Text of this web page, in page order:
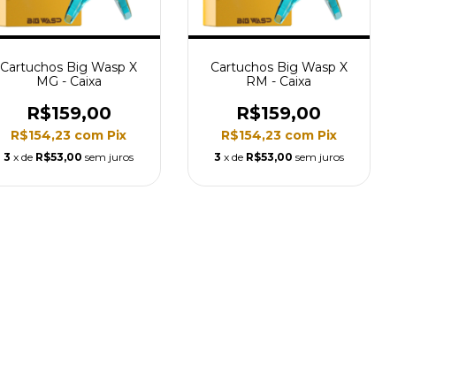
Cartuchos Big Wasp X
MG - Caixa
R$159,00
R$154,23 com Pix
3 x de R$53,00 sem juros
Cartuchos Big Wasp X
RM - Caixa
R$159,00
R$154,23 com Pix
3 x de R$53,00 sem juros